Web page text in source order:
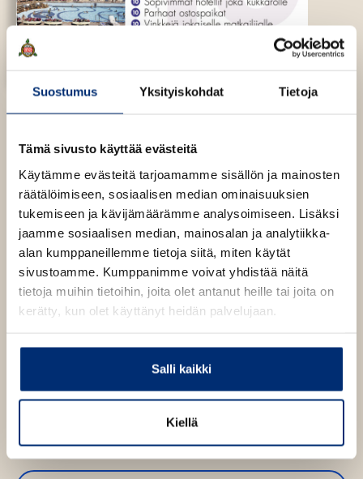
Suostumus Yksityiskohdat Tietoja
Tämä sivusto käyttää evästeitä
Käytämme evästeitä tarjoamamme sisällön ja mainosten
räätälöimiseen, sosiaalisen median ominaisuuksien
tukemiseen ja kävijämäärämme analysoimiseen. Lisäksi
jaamme sosiaalisen median, mainosalan ja analytiikka-
alan kumppaneillemme tietoja siitä, miten käytät
sivustoamme. Kumppanimme voivat yhdistää näitä
tietoja muihin tietoihin, joita olet antanut heille tai joita on
kerätty, kun olet käyttänyt heidän palvelujaan.
Salli kaikki
Kiellä
Top 10 Budapest
Matkustatpa sitten ensimmäisessä luokassa tai
pienemmällä budjetilla, tämä matkaopas johdattaa
sinut suoraan Budapestin parhaisiin kohteisiin. Top 10
-listat parhaista kävely- ja autoretkistä baareihin,
perinteisiin juhliin ja vesiurheilulajeihin tarjoavat
jokaisen matkailijan kaipaamaa paikallistietoutta. Ajan
ja rahan säästämiseksi oppaassa on myös kymmenen
karttoja.